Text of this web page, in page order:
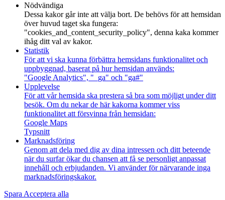
Nödvändiga
Dessa kakor går inte att välja bort. De behövs för att hemsidan
över huvud taget ska fungera:
"cookies_and_content_security_policy", denna kaka kommer
ihåg ditt val av kakor.
Statistik
För att vi ska kunna förbättra hemsidans funktionalitet och
uppbyggnad, baserat på hur hemsidan används:
"Google Analytics", "_ga" och "ga#"
Upplevelse
För att vår hemsida ska prestera så bra som möjligt under ditt
besök. Om du nekar de här kakorna kommer viss
funktionalitet att försvinna från hemsidan:
Google Maps
Typsnitt
Marknadsföring
Genom att dela med dig av dina intressen och ditt beteende
när du surfar ökar du chansen att få se personligt anpassat
innehåll och erbjudanden. Vi använder för närvarande inga
marknadsföringskakor.
Spara Acceptera alla